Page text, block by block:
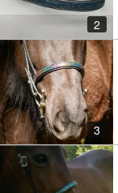
2
3